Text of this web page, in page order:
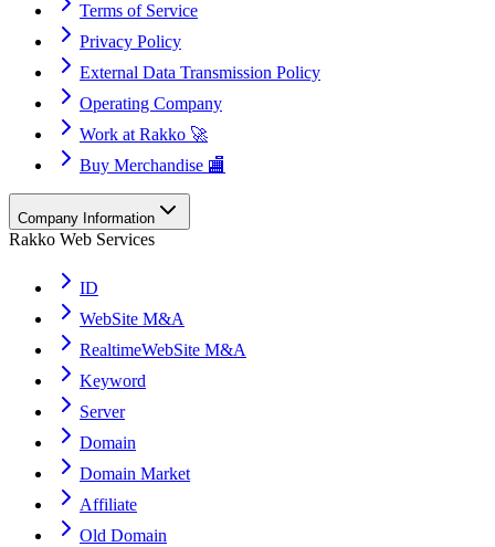
Terms of Service
Privacy Policy
External Data Transmission Policy
Operating Company
Work at Rakko 🚀
Buy Merchandise 🏬
Company Information
Rakko Web Services
ID
WebSite M&A
RealtimeWebSite M&A
Keyword
Server
Domain
Domain Market
Affiliate
Old Domain